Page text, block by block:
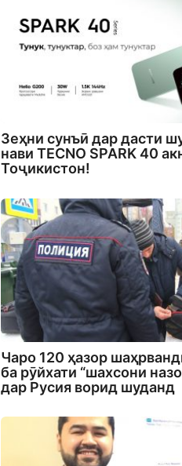
Зеҳни сунъӣ дар дасти
нави TECNO SPARK 40
Тоҷикистон!
Чаро 120 ҳазор
ба рӯйхати “шахсони
дар Русия ворид шуданд